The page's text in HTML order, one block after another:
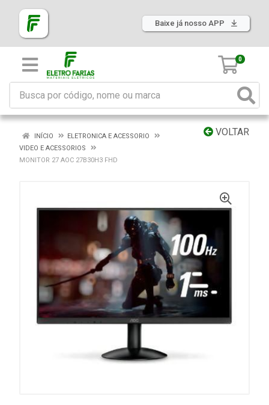
Baixe já nosso APP
0
VOLTAR
INÍCIO
ELETRONICA E ACESSORIO
VIDEO E ACESSORIOS
MONITOR 27 AOC 27B30H3 FHD